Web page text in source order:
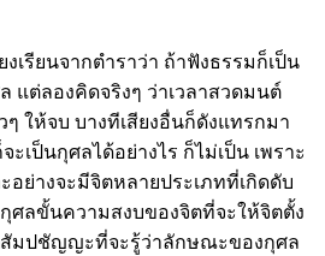
รียนจากตำราว่า ถ้าฟังธรรมก็เป็น
แต่ลองคิดจริงๆ ว่าเวลาสวดมนต์
ๆ ให้จบ บางทีเสียงอื่นก็ดังแทรกมา
เป็นกุศลได้อย่างไร ก็ไม่เป็น เพราะ
ย่างจะมีจิตหลายประเภทที่เกิดดับ
ศลขั้นความสงบของจิตที่จะให้จิตตั้ง
สัมปชัญญะที่จะรู้ว่าลักษณะของกุศล